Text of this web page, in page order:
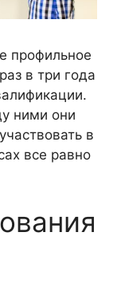
профильное
в три года
ними они
в
все равно